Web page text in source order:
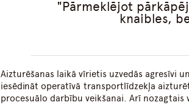
Pārmeklējot
knaibles,
Aizturēšanas laikā vīrietis uzvedās agresīvi
iesēdināt operatīvā transportlīdzekļa
procesuālo darbību veikšanai. Arī